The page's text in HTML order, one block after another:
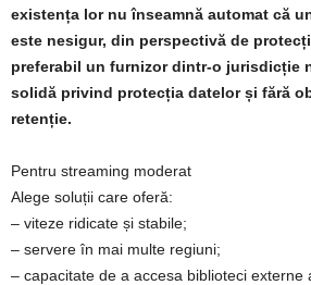
existența lor nu înseamnă automat că
este nesigur, din perspectivă de
preferabil un furnizor dintr‑o jurisdicție
solidă privind protecția datelor și fără
retenție.
Pentru streaming moderat
Alege soluții care oferă:
– viteze ridicate și stabile;
– servere în mai multe regiuni;
– capacitate de a accesa biblioteci externe